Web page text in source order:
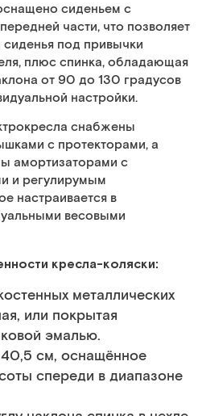
сиденьем с
части, что позволяет
сиденья под привычки
плюс спинка, обладающая
от 90 до 130 градусов
настройки.
снабжены
с протекторами, а
амортизаторами с
и регулирумым
настраивается в
весовыми
кресла-коляски:
металлических
или покрытая
эмалью.
см, оснащённое
спереди в диапазоне